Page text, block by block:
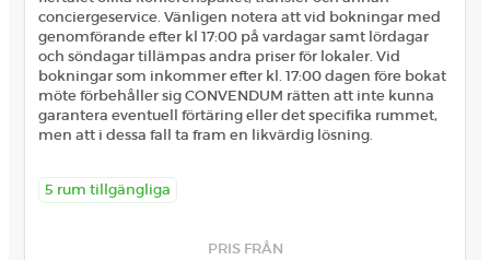
conciergeservice. Vänligen notera att vid bokningar med
genomförande efter kl 17:00 på vardagar samt lördagar
och söndagar tillämpas andra priser för lokaler. Vid
bokningar som inkommer efter kl. 17:00 dagen före bokat
möte förbehåller sig CONVENDUM rätten att inte kunna
garantera eventuell förtäring eller det specifika rummet,
men att i dessa fall ta fram en likvärdig lösning.
5 rum tillgängliga
PRIS FRÅN